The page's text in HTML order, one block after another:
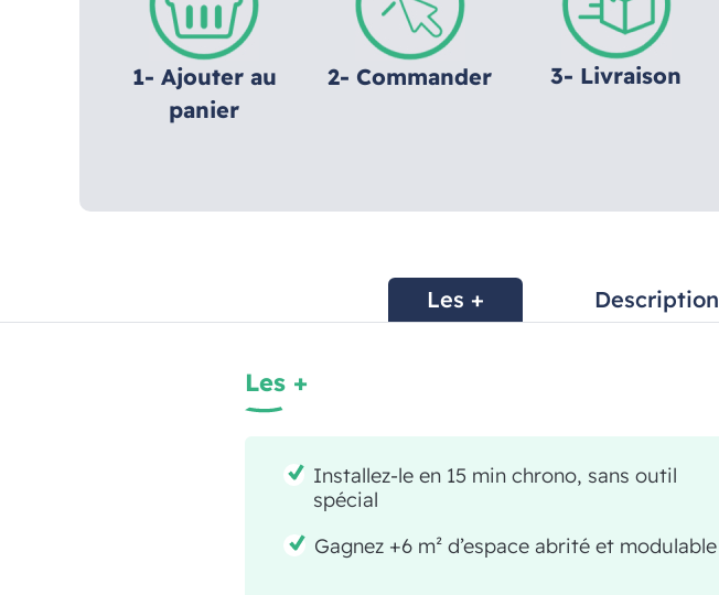
1- Ajouter au
panier
2- Commander 3- Livraison
Les + Description
Les +
Installez-le en 15 min chrono, sans outil
spécial
Gagnez +6 m² d’espace abrité et modulable